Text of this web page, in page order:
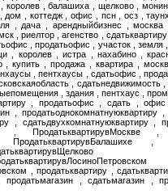
королев , балашиха , щелково ,
дом , коттедж , офис , псн , осз ,
, дача , арендныйбизнес , москва
, риелтор , агенство ,
, продатьофис , участок , земля
, королев , истра , нахабино ,
купить , продажа , квартира ,
, пентхаусы , сдатьофис ,
, сдатьнедвижимость
, здания , пентхаус ,
, продатьофис , сдать ,
, продатьоднокомнатнуюквартиру
, сдатьдвухкомнатнуюквартиру ,
, ПродатьквартирувМоскве
ПродатьквартирувБалашихе ,
, продатьквартиру ,
, сдатьмагазин ,